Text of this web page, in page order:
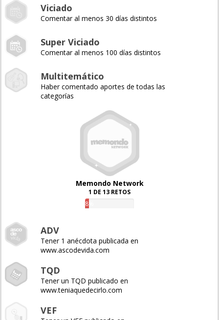
Viciado
Comentar al menos 30 días distintos
Super Viciado
Comentar al menos 100 días distintos
Multitemático
Haber comentado aportes de todas las
categorías
Memondo Network
1 DE 13 RETOS
8%
ADV
Tener 1 anécdota publicada en
www.ascodevida.com
TQD
Tener un TQD publicado en
www.teniaquedecirlo.com
VEF